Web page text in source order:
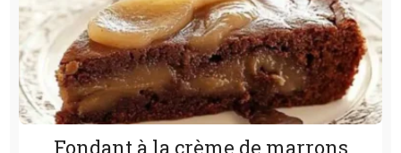
Fondant à la crème de marrons